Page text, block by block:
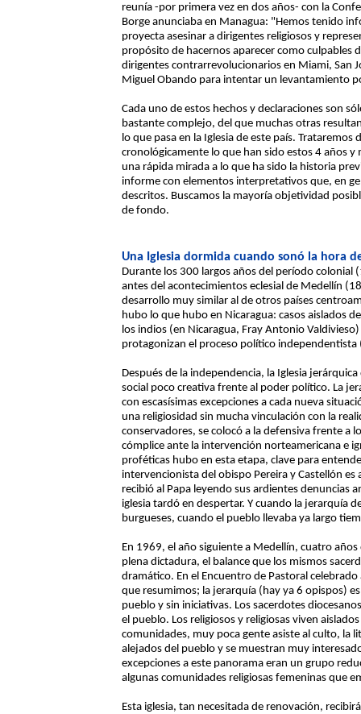
reunía -por primera vez en dos años- con la
Borge anunciaba en Managua: "Hemos tenido
proyecta asesinar a dirigentes religiosos y
propósito de hacernos aparecer como culpables
dirigentes contrarrevolucionarios en Miami, San
Miguel Obando para intentar un levantamiento
Cada uno de estos hechos y declaraciones son
bastante complejo, del que muchas otras
lo que pasa en la Iglesia de este país.
cronológicamente lo que han sido estos 4 años
una rápida mirada a lo que ha sido la historia
informe con elementos interpretativos que, en
descritos. Buscamos la mayoría objetividad
de fondo.
Una Iglesia dormida cuando sonó la hora
Durante los 300 largos años del período
antes del acontecimientos eclesial de Medellín
desarrollo muy similar al de otros países
hubo lo que hubo en Nicaragua: casos aislados
los indios (en Nicaragua, Fray Antonio
protagonizan el proceso político independentista
Después de la independencia, la Iglesia
social poco creativa frente al poder político. La
con escasísimas excepciones a cada nueva
una religiosidad sin mucha vinculación con la
conservadores, se colocó a la defensiva frente a
cómplice ante la intervención norteamericana e
proféticas hubo en esta etapa, clave para
intervencionista del obispo Pereira y Castellón
recibió al Papa leyendo sus ardientes denuncias
iglesia tardó en despertar. Y cuando la jerarquía
burgueses, cuando el pueblo llevaba ya largo
En 1969, el año siguiente a Medellín, cuatro
plena dictadura, el balance que los mismos
dramático. En el Encuentro de Pastoral
que resumimos; la jerarquía (hay ya 6 opispos)
pueblo y sin iniciativas. Los sacerdotes
el pueblo. Los religiosos y religiosas viven
comunidades, muy poca gente asiste al culto, la
alejados del pueblo y se muestran muy
excepciones a este panorama eran un grupo
algunas comunidades religiosas femeninas que
Esta iglesia, tan necesitada de renovación,